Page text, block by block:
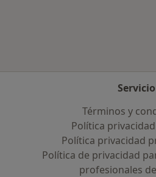
Servicio
Términos y
Política
Política privacidad
Política de privacidad
profesionales